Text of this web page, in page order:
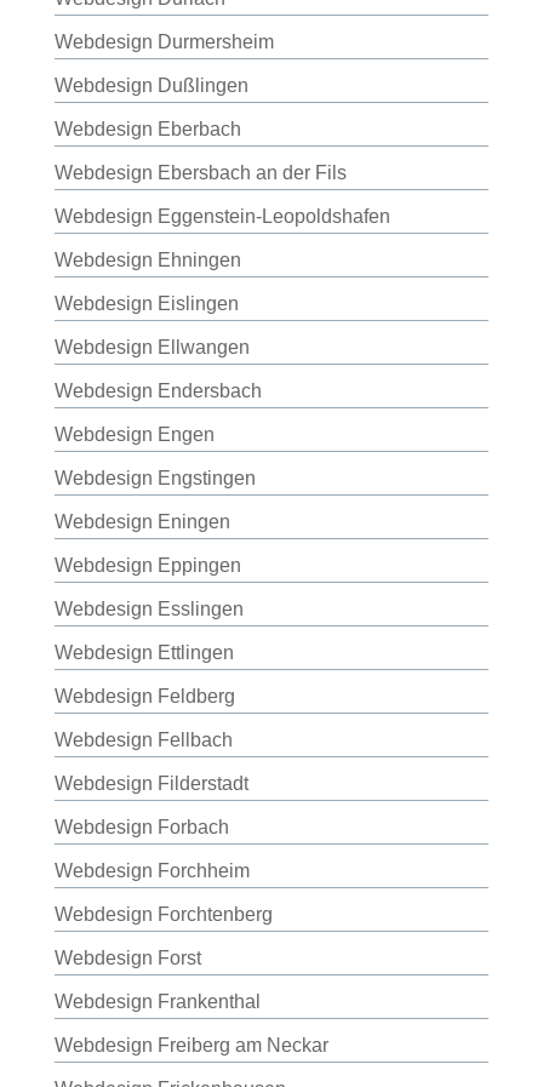
Webdesign Durmersheim
Webdesign Dußlingen
Webdesign Eberbach
Webdesign Ebersbach an der Fils
Webdesign Eggenstein-Leopoldshafen
Webdesign Ehningen
Webdesign Eislingen
Webdesign Ellwangen
Webdesign Endersbach
Webdesign Engen
Webdesign Engstingen
Webdesign Eningen
Webdesign Eppingen
Webdesign Esslingen
Webdesign Ettlingen
Webdesign Feldberg
Webdesign Fellbach
Webdesign Filderstadt
Webdesign Forbach
Webdesign Forchheim
Webdesign Forchtenberg
Webdesign Forst
Webdesign Frankenthal
Webdesign Freiberg am Neckar